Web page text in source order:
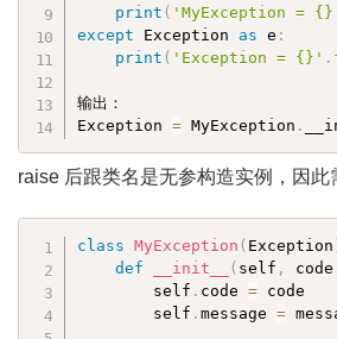
print ( 'MyException =
except Exception as e :
print ( 'Exception = {}' .
输出：
Exception = MyException .
raise 后跟类名是无参构造实例，因此
class MyException ( Exception
def
__init__ ( self , code
        self
. code = code
        self
.message =